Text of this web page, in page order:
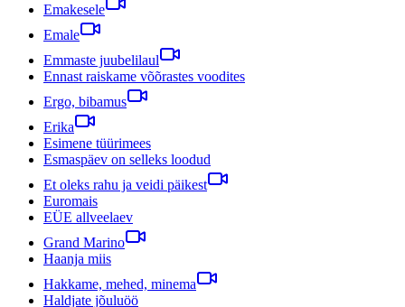
Emakesele
Emale
Emmaste juubelilaul
Ennast raiskame võõrastes voodites
Ergo, bibamus
Erika
Esimene tüürimees
Esmaspäev on selleks loodud
Et oleks rahu ja veidi päikest
Euromais
EÜE allveelaev
Grand Marino
Haanja miis
Hakkame, mehed, minema
Haldjate jõuluöö